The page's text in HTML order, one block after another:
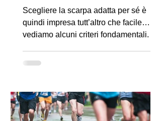
Scegliere la scarpa adatta per sé è
quindi impresa tutt’altro che facile…
vediamo alcuni criteri fondamentali.